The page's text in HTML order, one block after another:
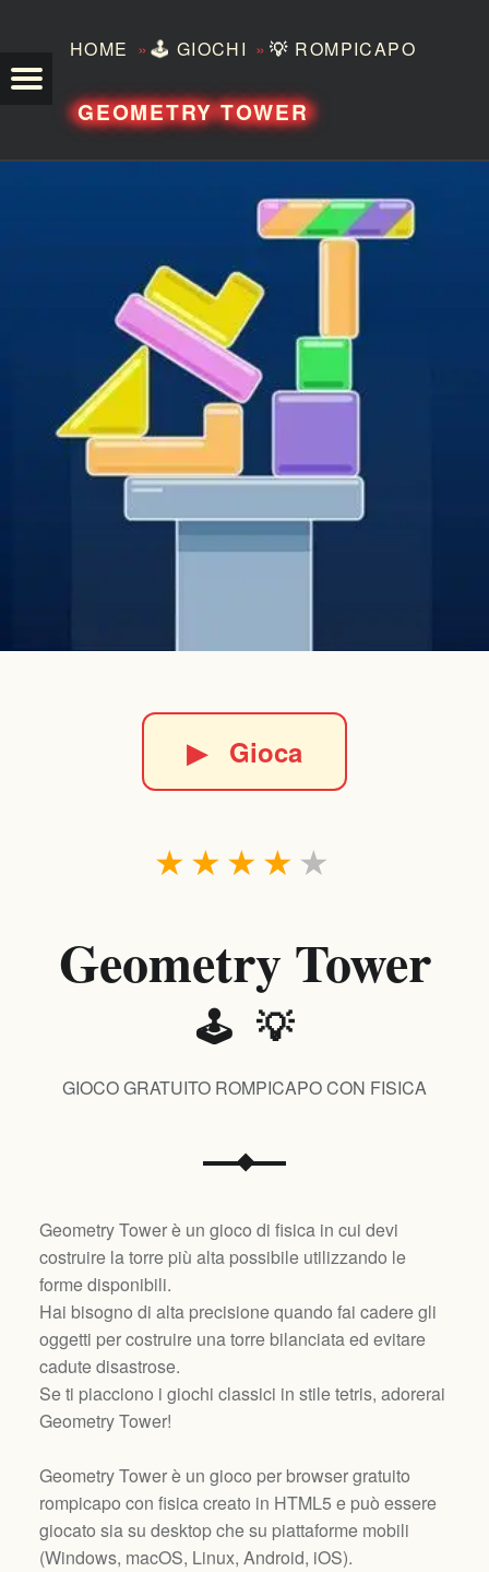
HOME »🕹️ GIOCHI »💡 ROMPICAPO
GEOMETRY TOWER
▶Gioca
★
★
★
★
★
Geometry Tower
🕹️ 💡
GIOCO GRATUITO ROMPICAPO CON FISICA
Geometry Tower è un gioco di fisica in cui devi
costruire la torre più alta possibile utilizzando le
forme disponibili.
Hai bisogno di alta precisione quando fai cadere gli
oggetti per costruire una torre bilanciata ed evitare
cadute disastrose.
Se ti piacciono i giochi classici in stile tetris, adorerai
Geometry Tower!
Geometry Tower è un gioco per browser gratuito
rompicapo con fisica creato in HTML5 e può essere
giocato sia su desktop che su piattaforme mobili
(Windows, macOS, Linux, Android, iOS).